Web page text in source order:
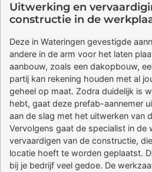
Uitwerking en
constructie in de
Deze in Wateringen gevestigde
andere in de arm voor het laten
aanbouw, zoals een dakopbouw,
partij kan rekening houden met al
geheel op maat. Zodra duidelijk is
hebt, gaat deze prefab-aannemer
aan de slag met het uitwerken van
Vervolgens gaat de specialist in
vervaardigen van de constructie,
locatie hoeft te worden geplaatst.
bij je bedrijf veel gedoe. De